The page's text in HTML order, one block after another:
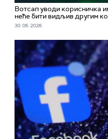
Вотсап уводи корисничка
неће бити видљив другим
30. 06. 2026.